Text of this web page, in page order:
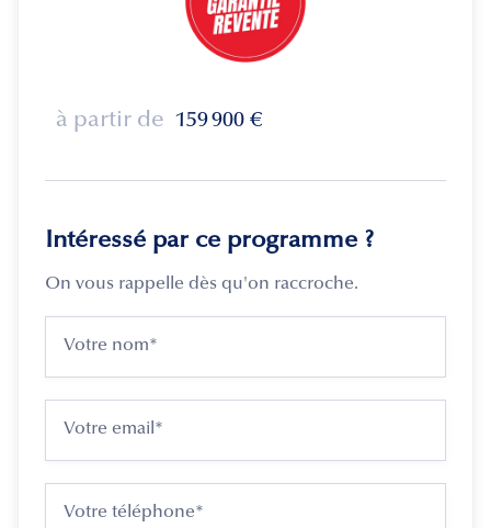
à partir de 159 900 €
Intéressé par ce programme ?
On vous rappelle dès qu'on raccroche.